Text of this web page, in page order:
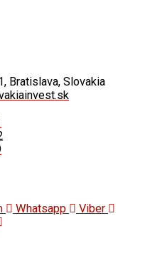
Bratislava, Slovakia
Whatsapp
Viber